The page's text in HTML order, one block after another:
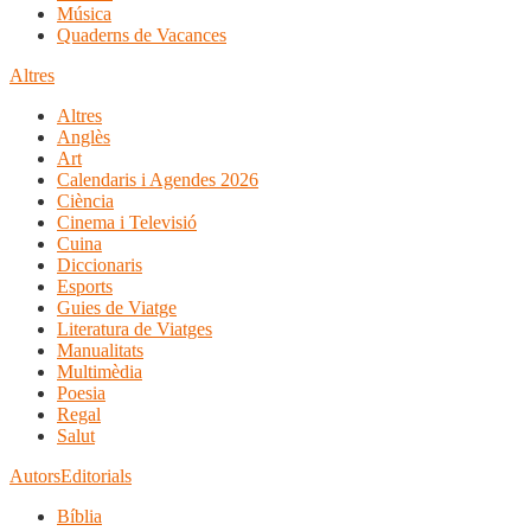
Música
Quaderns de Vacances
Altres
Altres
Anglès
Art
Calendaris i Agendes 2026
Ciència
Cinema i Televisió
Cuina
Diccionaris
Esports
Guies de Viatge
Literatura de Viatges
Manualitats
Multimèdia
Poesia
Regal
Salut
AutorsEditorials
Bíblia